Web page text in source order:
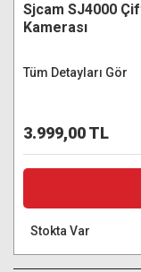
Sjcam SJ4000
Kamerası
Tüm Detayları Gör
3.999,00 TL
Stokta Var